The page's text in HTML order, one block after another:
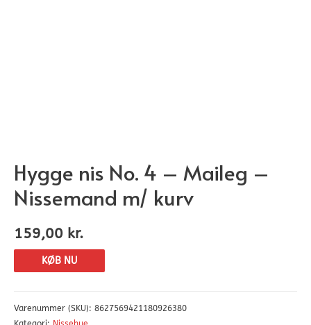
Hygge nis No. 4 – Maileg –
Nissemand m/ kurv
159,00 kr.
KØB NU
Varenummer (SKU): 8627569421180926380